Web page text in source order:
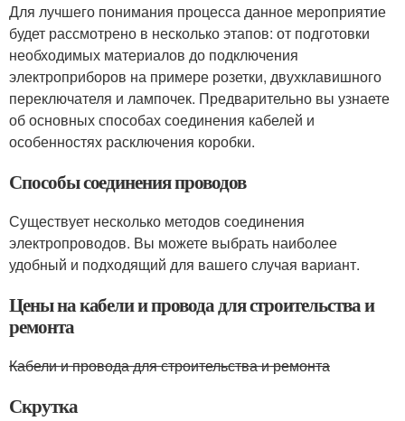
Для лучшего понимания процесса данное мероприятие
будет рассмотрено в несколько этапов: от подготовки
необходимых материалов до подключения
электроприборов на примере розетки, двухклавишного
переключателя и лампочек. Предварительно вы узнаете
об основных способах соединения кабелей и
особенностях расключения коробки.
Способы соединения проводов
Существует несколько методов соединения
электропроводов. Вы можете выбрать наиболее
удобный и подходящий для вашего случая вариант.
Цены на кабели и провода для строительства и
ремонта
Кабели и провода для строительства и ремонта
Скрутка